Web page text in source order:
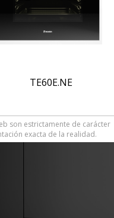
TE60E.NE
son estrictamente de carácter
exacta de la realidad.